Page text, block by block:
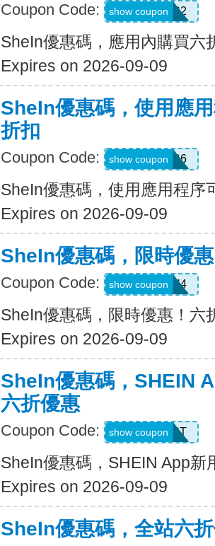
Coupon Code: B23FDG2
show coupon
SheIn優惠碼，應用內購買六
Expires on 2026-09-09
SheIn優惠碼，使用應
折扣
Coupon Code: 295KHS6
show coupon
SheIn優惠碼，使用應用程序
Expires on 2026-09-09
SheIn優惠碼，限時優
Coupon Code: HFNH4
show coupon
SheIn優惠碼，限時優惠！六
Expires on 2026-09-09
SheIn優惠碼，SHEIN
六折優惠
Coupon Code: D4K6T
show coupon
SheIn優惠碼，SHEIN App新
Expires on 2026-09-09
SheIn優惠碼，全站六